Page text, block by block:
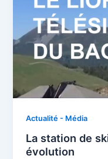
Actualité - Média
La station de
évolution